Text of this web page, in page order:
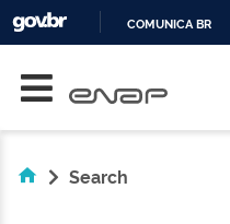
COMUNICA BR
Search